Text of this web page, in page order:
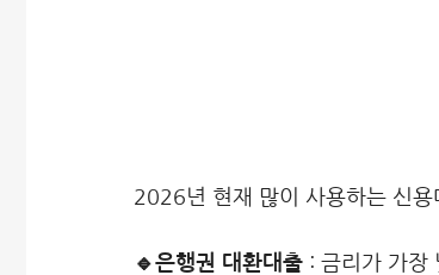
2026년 현재 많이 사용하는 신용
🔹은행권 대환대출 : 금리가 가장